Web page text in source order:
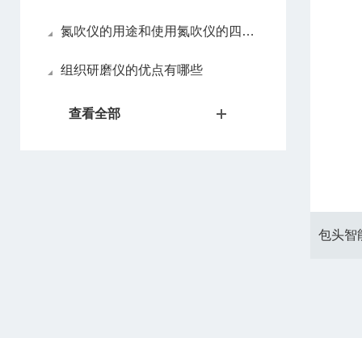
氮吹仪的用途和使用氮吹仪的四大优势
组织研磨仪的优点有哪些
查看全部